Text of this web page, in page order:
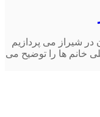
شیراز می پردازیم
خانم ها را توضیح می